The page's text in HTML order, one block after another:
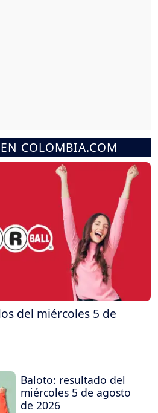
COLOMBIA.COM
del miércoles 5 de
Baloto: resultado del
miércoles 5 de agosto
de 2026